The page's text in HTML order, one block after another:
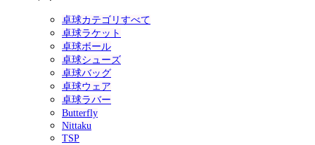
卓球カテゴリすべて
卓球ラケット
卓球ボール
卓球シューズ
卓球バッグ
卓球ウェア
卓球ラバー
Butterfly
Nittaku
TSP